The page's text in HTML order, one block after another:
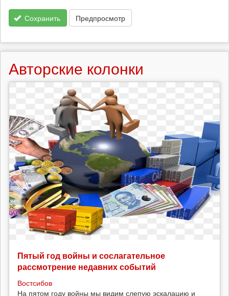
Сохранить Предпросмотр
Авторские колонки
Пятый год войны и сослагательное
рассмотрение недавних событий
Востсибов
На пятом году войны мы видим слепую эскалацию и